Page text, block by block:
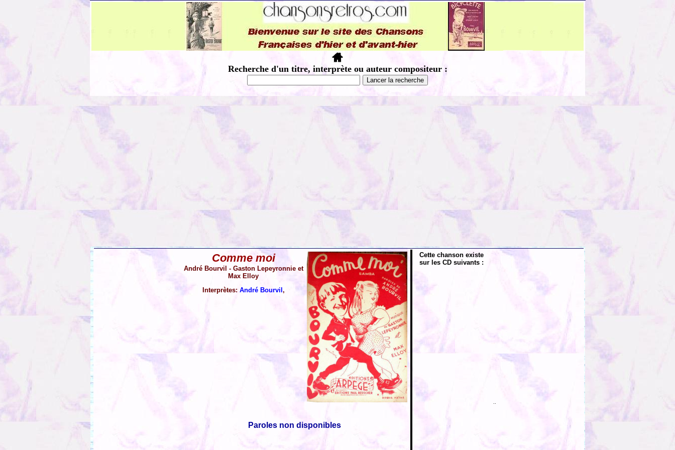
Recherche d'un titre, interprète ou auteur compositeur :
Comme moi
André Bourvil - Gaston Lepeyronnie et
Max Elloy
Interprètes: André Bourvil ,
Paroles non disponibles
Cette chanson existe
sur les CD suivants :